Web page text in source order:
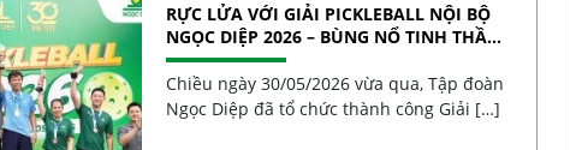
RỰC LỬA VỚI GIẢI PICKLEBALL NỘI BỘ
NGỌC DIỆP 2026 – BÙNG NỔ TINH THẦN
30 NĂM
Chiều ngày 30/05/2026 vừa qua, Tập đoàn
Ngọc Diệp đã tổ chức thành công Giải […]